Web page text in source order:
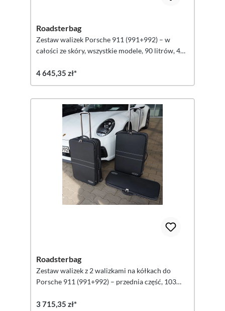
Roadsterbag
Zestaw walizek Porsche 911 (991+992) – w
całości ze skóry, wszystkie modele, 90 litrów, 4
4 645,35 zł*
Roadsterbag
Zestaw walizek z 2 walizkami na kółkach do
Porsche 911 (991+992) – przednia część, 103
3 715,35 zł*